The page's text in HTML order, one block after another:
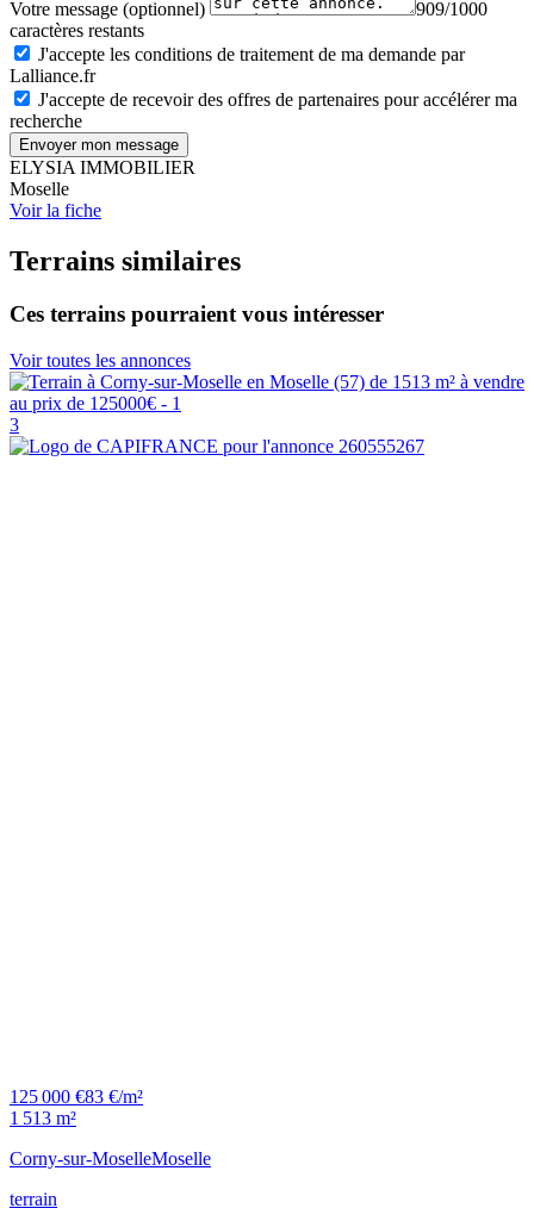
Votre message (optionnel)
909/1000
caractères restants
J'accepte les conditions de traitement de ma demande par
Lalliance.fr
J'accepte de recevoir des offres de partenaires pour accélérer ma
recherche
Envoyer mon message
ELYSIA IMMOBILIER
Moselle
Voir la fiche
Terrains similaires
Ces terrains pourraient vous intéresser
Voir toutes les annonces
3
125 000 €83 €/m²
1 513 m²
Corny-sur-MoselleMoselle
terrain